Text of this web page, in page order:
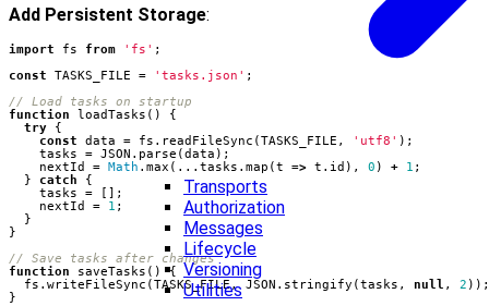
Transports
Authorization
Messages
Lifecycle
Versioning
Utilities
Add Persistent Storage:
import fs from 'fs' ;
const
TASKS_FILE = 'tasks.json' ;
function
loadTasks() {
try
{
const
data = fs . readFileSync (TASKS_FILE , 'utf8' );
tasks
= JSON . parse (data );
nextId
= Math . max (... tasks . map (t => t . id ), 0 ) + 1 ;
}
catch
{
tasks
=
[];
nextId
= 1 ;
}
}
function
saveTasks() {
fs . writeFileSync (TASKS_FILE, JSON . stringify (tasks , null , 2 ));
}